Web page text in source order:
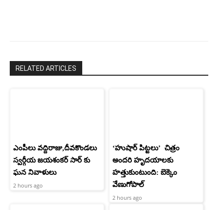
RELATED ARTICLES
ఎంపీలు వద్దిరాజు,దీవకొండలు
స్వర్గీయ జయశంకర్ సార్ కు
ఘన నివాళులు
2 hours ago
‘హుషార్‌ పిట్టలు’ చిత్రం
అందరి హృదయాలకు
హత్తుకుంటుంది: బెక్కెం
వేణుగోపాల్‌
2 hours ago